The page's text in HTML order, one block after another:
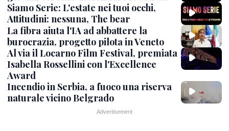
Siamo Serie: L'estate nei tuoi occhi,
Attitudini: nessuna, The bear
La fibra aiuta l'IA ad abbattere la
burocrazia, progetto pilota in Veneto
Al via il Locarno Film Festival, premiata
Isabella Rossellini con l'Excellence
Award
Incendio in Serbia, a fuoco una riserva
naturale vicino Belgrado